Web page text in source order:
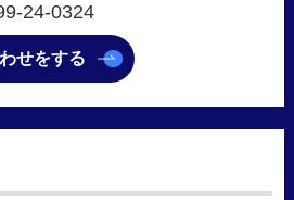
24-0324
せをする